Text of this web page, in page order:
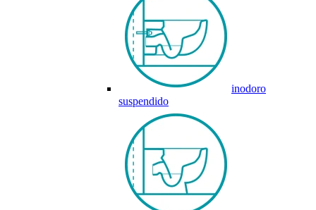
inodoro
suspendido